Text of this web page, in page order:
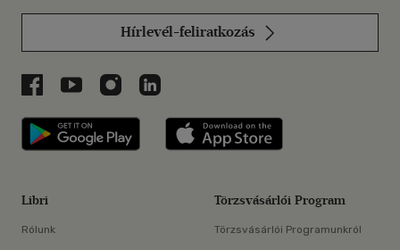
Hírlevél-feliratkozás
Libri a Facebookon
Libri a Youtube-on
Libri az Instagramon
Libri a LinkedInen
Libri applikáció Szerezd meg: Google
Libri
Rólunk
Törzsvásárlói Program
Törzsvásárlói Programunkról